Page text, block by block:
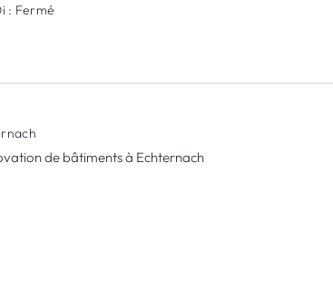
: Fermé
de bâtiments à Echternach